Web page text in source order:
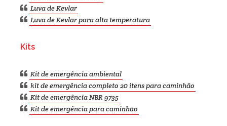
Luva de Kevlar
Luva de Kevlar para alta temperatura
Kits
Kit de emergência ambiental
kit de emergência completo 20 itens para caminhão
Kit de emergência NBR 9735
Kit de emergência para caminhão